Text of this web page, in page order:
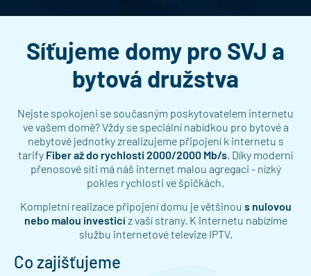
Síťujeme domy pro SVJ a
bytová družstva
Nejste spokojeni se současným poskytovatelem internetu
ve vašem domě? Vždy se speciální nabídkou pro bytové a
nebytové jednotky zrealizujeme připojení k internetu s
tarify Fiber až do rychlosti 2000/2000 Mb/s. Díky moderní
přenosové síti má náš internet malou agregaci - nízký
pokles rychlosti ve špičkách.
Kompletní realizace připojení domu je většinou s nulovou
nebo malou investicíz vaší strany. K internetu nabízíme
službu internetové televize IPTV.
Co zajišťujeme